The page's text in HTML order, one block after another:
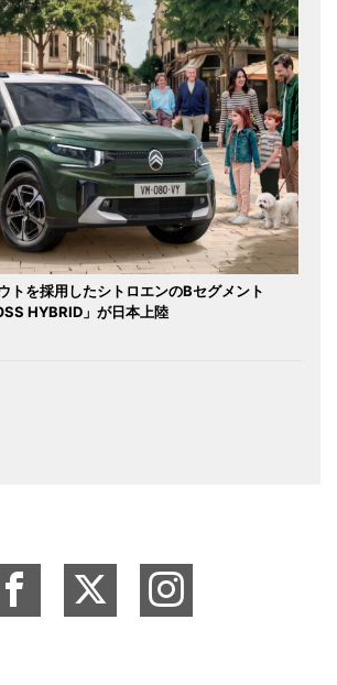
トを採用したシトロエンのBセグメント
HYBRID」が日本上陸